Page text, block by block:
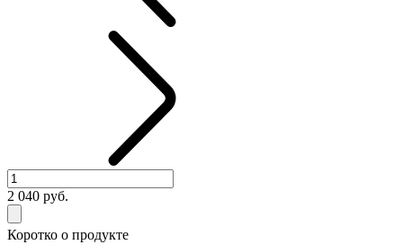
2 040 руб.
Коротко о продукте